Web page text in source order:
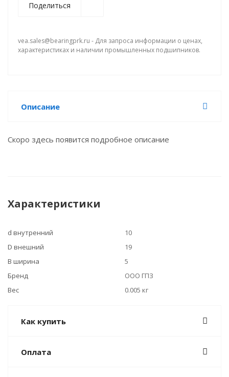
Поделиться
vea.sales@bearingprk.ru - Для запроса информации о ценах,
характеристиках и наличии промышленных подшипников.
Описание
Скоро здесь появится подробное описание
Характеристики
d внутренний
10
D внешний
19
B ширина
5
Бренд
ООО ГПЗ
Вес
0.005 кг
Как купить
Оплата